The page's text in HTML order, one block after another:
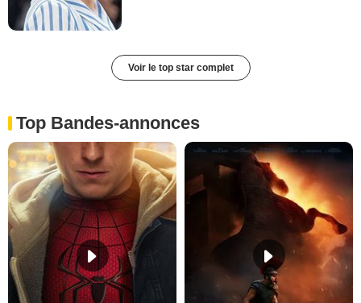
Voir le top star complet
Top Bandes-annonces